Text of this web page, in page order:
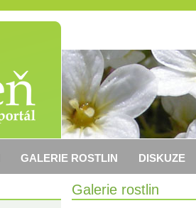
Galerie rostlin
GALERIE ROSTLIN DISKUZE